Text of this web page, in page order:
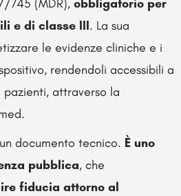
745 (MDR), obbligatorio per
e di classe III. La sua
le evidenze cliniche e i
rendendoli accessibili a
pazienti, attraverso la
documento tecnico. È uno
pubblica, che
fiducia attorno al